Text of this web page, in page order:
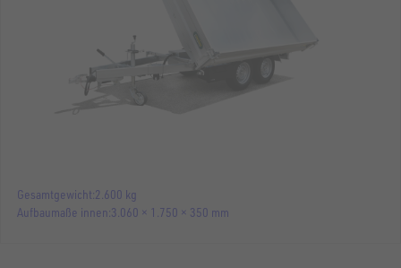
Gesamtgewicht 2.600 kg
Aufbaumaße innen 3.060 × 1.750 × 350 mm